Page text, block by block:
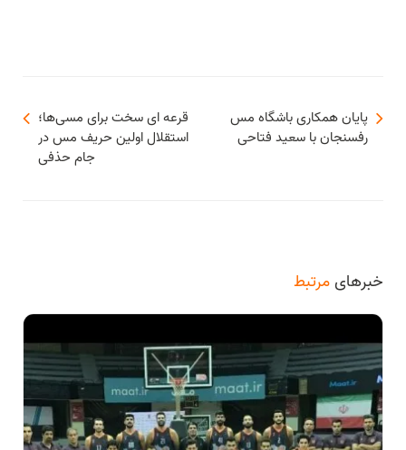
قرعه ای سخت برای مسی‌ها؛
استقلال اولین حریف مس در
جام حذفی
پايان همكارى باشگاه مس
رفسنجان با سعيد فتاحى
خبرهایمرتبط